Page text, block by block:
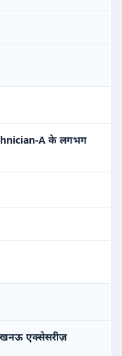
A के लगभग
एक्सेसरीज़